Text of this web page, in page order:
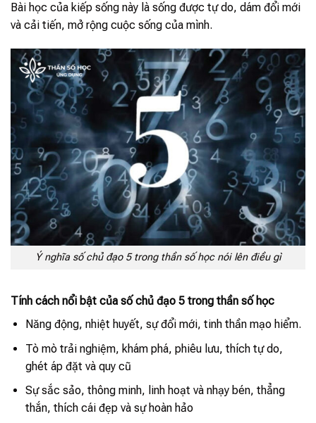
Bài học của kiếp sống này là sống được tự do, dám đổi mới
và cải tiến, mở rộng cuộc sống của mình.
Ý nghĩa số chủ đạo 5 trong thần số học nói lên điều gì
Tính cách nổi bật của số chủ đạo 5 trong thần số học
Năng động, nhiệt huyết, sự đổi mới, tinh thần mạo hiểm.
Tò mò trải nghiệm, khám phá, phiêu lưu, thích tự do,
ghét áp đặt và quy cũ
Sự sắc sảo, thông minh, linh hoạt và nhạy bén, thẳng
thắn, thích cái đẹp và sự hoàn hảo